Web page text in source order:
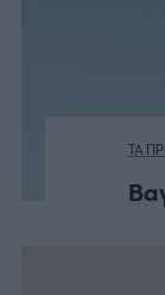
ΤΑ